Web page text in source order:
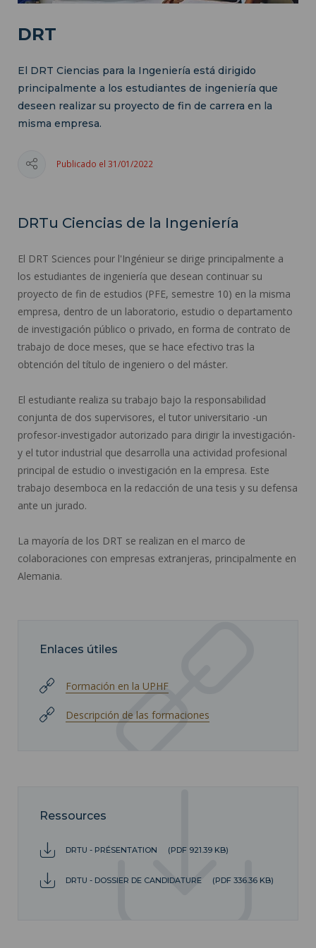
DRT
El DRT Ciencias para la Ingeniería está dirigido
principalmente a los estudiantes de ingeniería que
deseen realizar su proyecto de fin de carrera en la
misma empresa.
Publicado el 31/01/2022
DRTu Ciencias de la Ingeniería
El DRT Sciences pour l'Ingénieur se dirige principalmente a
los estudiantes de ingeniería que desean continuar su
proyecto de fin de estudios (PFE, semestre 10) en la misma
empresa, dentro de un laboratorio, estudio o departamento
de investigación público o privado, en forma de contrato de
trabajo de doce meses, que se hace efectivo tras la
obtención del título de ingeniero o del máster.
El estudiante realiza su trabajo bajo la responsabilidad
conjunta de dos supervisores, el tutor universitario -un
profesor-investigador autorizado para dirigir la investigación-
y el tutor industrial que desarrolla una actividad profesional
principal de estudio o investigación en la empresa. Este
trabajo desemboca en la redacción de una tesis y su defensa
ante un jurado.
La mayoría de los DRT se realizan en el marco de
colaboraciones con empresas extranjeras, principalmente en
Alemania.
Enlaces útiles
Formación en la UPHF
Descripción de las formaciones
Ressources
DRTU - PRÉSENTATION (PDF 921.39 KB)
DRTU - DOSSIER DE CANDIDATURE (PDF 336.36 KB)